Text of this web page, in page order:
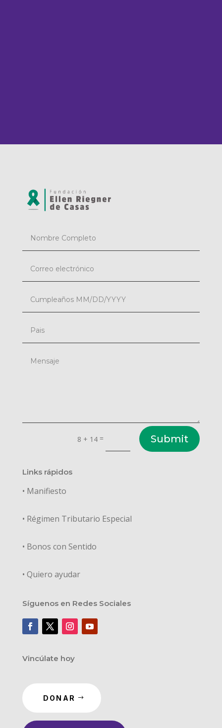
8 + 14 = Submit
Links rápidos
• Manifiesto
• Régimen Tributario Especial
• Bonos con Sentido
• Quiero ayudar
Síguenos en Redes Sociales
Vincúlate hoy
DONAR